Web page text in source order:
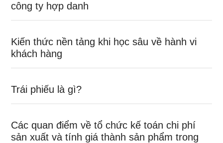
công ty hợp danh
Kiến thức nền tảng khi học sâu về hành vi
khách hàng
Trái phiếu là gì?
Các quan điểm về tổ chức kế toán chi phí
sản xuất và tính giá thành sản phẩm trong